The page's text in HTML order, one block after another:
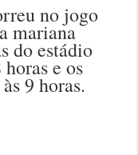
no jogo
mariana
do estádio
e os
9 horas.